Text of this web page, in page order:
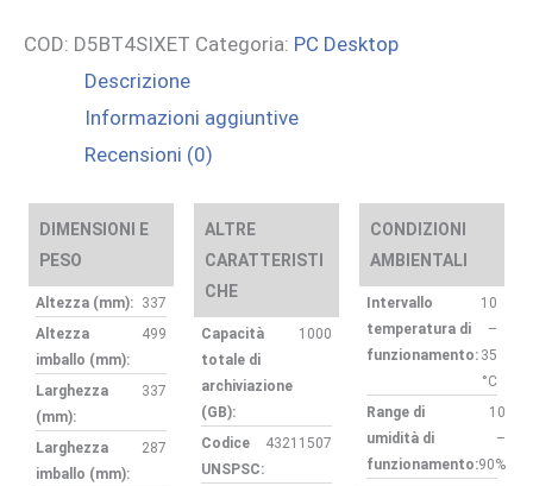
COD: D5BT4SIXET Categoria: PC Desktop
Descrizione
Informazioni aggiuntive
Recensioni (0)
DIMENSIONI E
PESO
Altezza (mm): 337
Altezza
imballo (mm):
499
Larghezza
(mm):
337
Larghezza
imballo (mm):
287
ALTRE
CARATTERISTI
CHE
Capacità
totale di
archiviazione
(GB):
1000
Codice
UNSPSC:
43211507
CONDIZIONI
AMBIENTALI
Intervallo
temperatura di
funzionamento:
10
–
35
°C
Range di
umidità di
funzionamento:
10
–
90%